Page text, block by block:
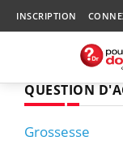
INSCRIPTION
QUESTION
Grossesse